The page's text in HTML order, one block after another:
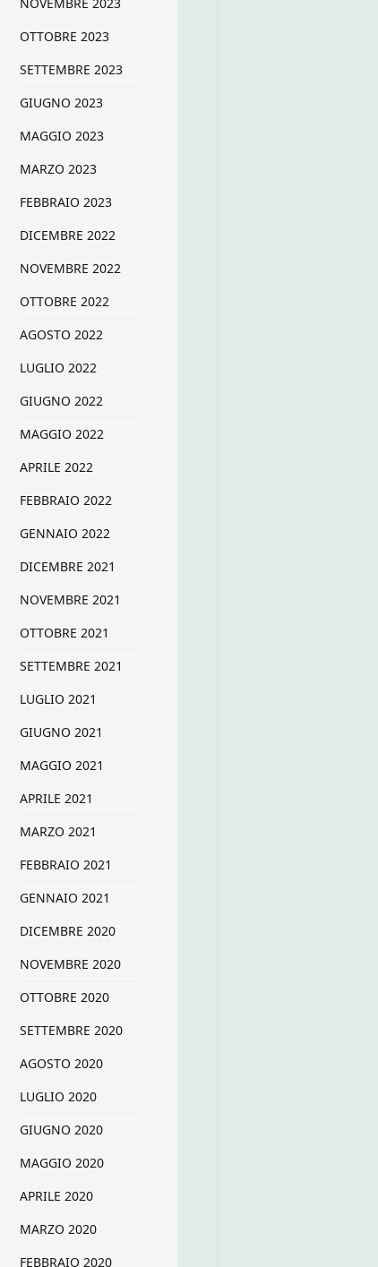
OTTOBRE 2023
SETTEMBRE 2023
GIUGNO 2023
MAGGIO 2023
MARZO 2023
FEBBRAIO 2023
DICEMBRE 2022
NOVEMBRE 2022
OTTOBRE 2022
AGOSTO 2022
LUGLIO 2022
GIUGNO 2022
MAGGIO 2022
APRILE 2022
FEBBRAIO 2022
GENNAIO 2022
DICEMBRE 2021
NOVEMBRE 2021
OTTOBRE 2021
SETTEMBRE 2021
LUGLIO 2021
GIUGNO 2021
MAGGIO 2021
APRILE 2021
MARZO 2021
FEBBRAIO 2021
GENNAIO 2021
DICEMBRE 2020
NOVEMBRE 2020
OTTOBRE 2020
SETTEMBRE 2020
AGOSTO 2020
LUGLIO 2020
GIUGNO 2020
MAGGIO 2020
APRILE 2020
MARZO 2020
FEBBRAIO 2020